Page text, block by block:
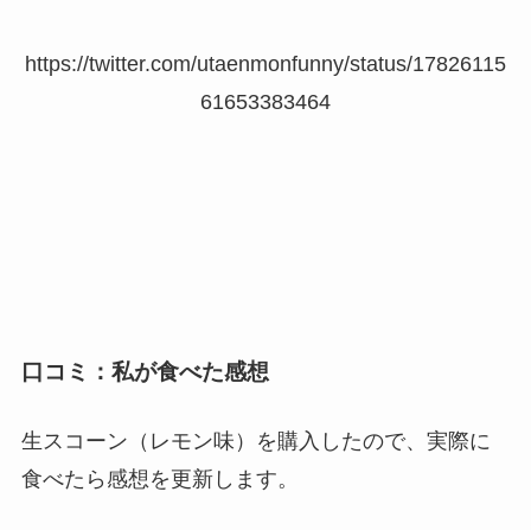
https://twitter.com/utaenmonfunny/status/17826115
61653383464
口コミ：私が食べた感想
生スコーン（レモン味）を購入したので、実際に
食べたら感想を更新します。